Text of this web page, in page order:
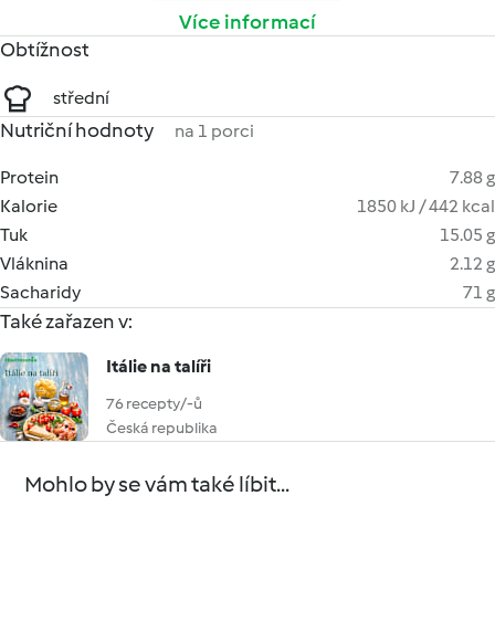
Více informací
Obtížnost
střední
Nutriční hodnoty na 1 porci
Protein
7.88 g
Kalorie
1850 kJ / 442 kcal
Tuk
15.05 g
Vláknina
2.12 g
Sacharidy
71 g
Také zařazen v:
Itálie na talíři
76 recepty/-ů
Česká republika
Mohlo by se vám také líbit...